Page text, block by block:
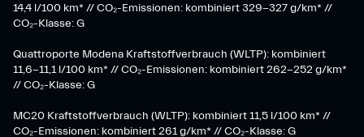
14,4 l/100 km* // CO₂-Emissionen: kombiniert 329-327 g/km* //
CO₂-Klasse: G
Quattroporte Modena Kraftstoffverbrauch (WLTP): kombiniert
11,6-11,1 l/100 km* // CO₂-Emissionen: kombiniert 262-252 g/km*
// CO₂-Klasse: G
MC20 Kraftstoffverbrauch (WLTP): kombiniert 11,5 l/100 km* //
CO₂-Emissionen: kombiniert 261 g/km* // CO₂-Klasse: G